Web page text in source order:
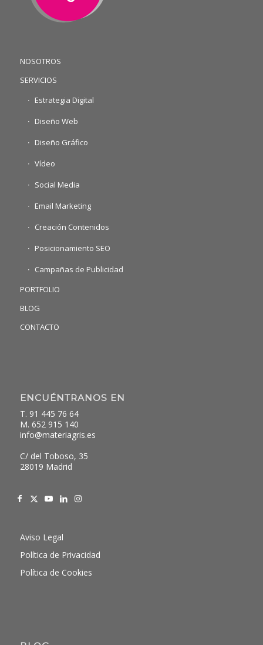
NOSOTROS
SERVICIOS
Estrategia Digital
Diseño Web
Diseño Gráfico
Vídeo
Social Media
Email Marketing
Creación Contenidos
Posicionamiento SEO
Campañas de Publicidad
PORTFOLIO
BLOG
CONTACTO
ENCUÉNTRANOS EN
T. 91 445 76 64
M. 652 915 140
info@materiagris.es
C/ del Toboso, 35
28019 Madrid
Aviso Legal
Política de Privacidad
Política de Cookies